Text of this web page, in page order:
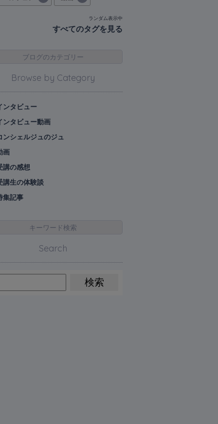
ランダム表示中
すべてのタグを見る
ブログのカテゴリー
Browse by Category
ンタビュー
ンタビュー動画
ンシェルジュのジュ
画
講の感想
講生の体験談
集記事
キーワード検索
Search